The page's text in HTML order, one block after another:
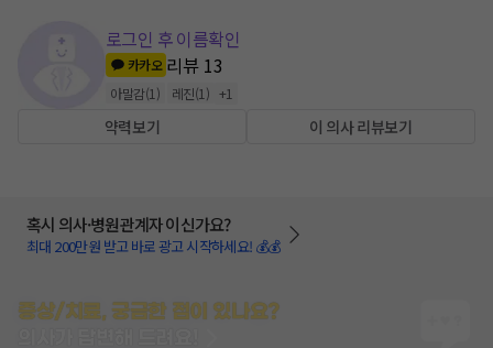
로그인 후 이름확인
카카오 리뷰 13
아말감(1 ) 레진(1 ) +1
약력보기 이 의사 리뷰보기
혹시 의사·병원관계자 이신가요?
최대 200만원 받고 바로 광고 시작하세요! 💰💰
증상/치료, 궁금한 점이 있나요?